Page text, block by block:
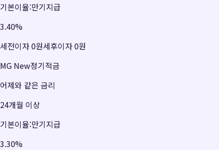
기본이율:만기지급
3.40%
세전이자0원세후이자0원
MG New정기적금
어제와 같은 금리
24개월 이상
기본이율:만기지급
3.30%